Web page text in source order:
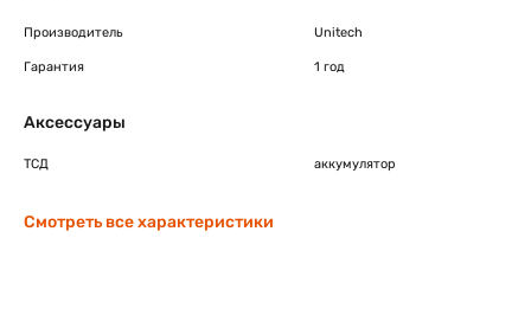
Производитель Unitech
Гарантия 1 год
Аксессуары
ТСД аккумулятор
Смотреть все характеристики